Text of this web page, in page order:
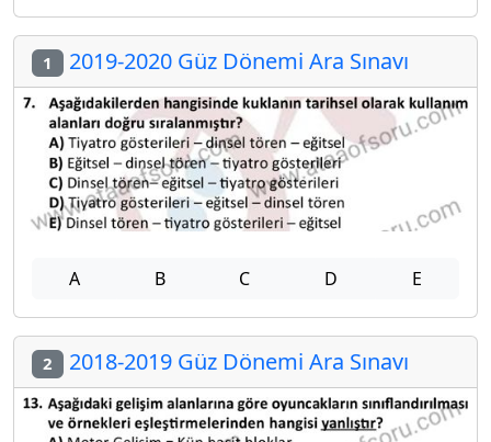
1 2019-2020 Güz Dönemi Ara Sınavı
A B C D E
2 2018-2019 Güz Dönemi Ara Sınavı